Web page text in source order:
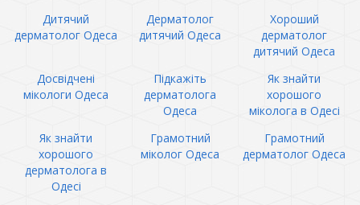
Дитячий
дерматолог Одеса
Дерматолог
дитячий Одеса
Хороший
дерматолог
дитячий Одеса
Досвідчені
мікологи Одеса
Підкажіть
дерматолога
Одеса
Як знайти
хорошого
міколога в Одесі
Як знайти
хорошого
дерматолога в
Одесі
Грамотний
міколог Одеса
Грамотний
дерматолог Одеса